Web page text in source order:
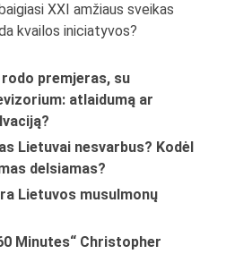
XXI amžiaus sveikas
kvailos iniciatyvos?
rodo premjeras, su
atlaidumą ar
Lietuvai nesvarbus? Kodėl
delsiamas?
Lietuvos musulmonų
Minutes“ Christopher